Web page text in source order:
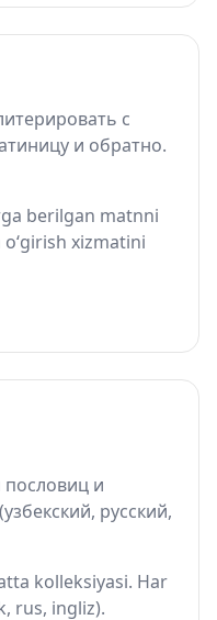
с
и обратно.
berilgan matnni
xizmatini
и
русский,
kolleksiyasi. Har
rus, ingliz).